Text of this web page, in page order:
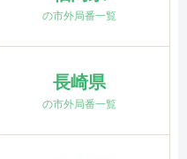
の市外局番一覧
長崎県
の市外局番一覧